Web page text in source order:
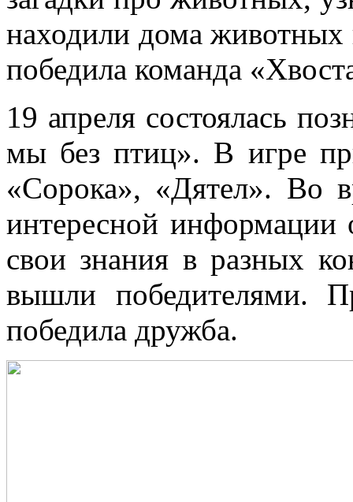
находили дома животных
победила команда
19 апреля состоялась
мы без птиц». В игре
«Сорока», «Дятел». Во
интересной информации
свои знания в разных
вышли победителями.
победила дружба.